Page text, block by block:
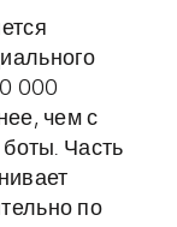
000
чем с
Часть
по